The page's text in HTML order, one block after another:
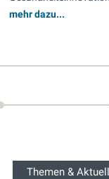
mehr dazu...
Themen &